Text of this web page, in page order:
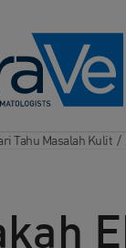
Tahu Masalah Kulit /